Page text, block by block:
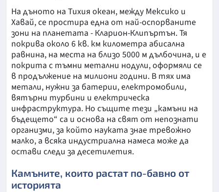
На дъното на Тихия океан, между Мексико и
Хавай, се простира една от най-оспорваните
зони на планетата - Кларион-Клипъртън. Тя
покрива около 6 кв. км километра абисална
равнина, на места на близо 5000 м дълбочина, и е
покрита с тъмни метални нодули, оформяли се
в продължение на милиони години. В тях има
метали, нужни за батерии, електромобили,
вятърни турбини и електрическа
инфраструктура. Но същите тези „камъни на
бъдещето“ са и основа на свят от непознати
организми, за който науката знае тревожно
малко, а всяка индустриална намеса може да
остави следи за десетилетия.
Камъните, които растат по-бавно от
историята